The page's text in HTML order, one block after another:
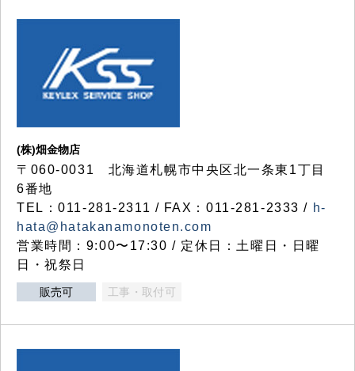
(株)畑金物店
〒060-0031 北海道札幌市中央区北一条東1丁目
6番地
TEL：011-281-2311 / FAX：011-281-2333 / h-
hata@hatakanamonoten.com
営業時間：9:00〜17:30 / 定休日：土曜日・日曜
日・祝祭日
販売可 工事・取付可